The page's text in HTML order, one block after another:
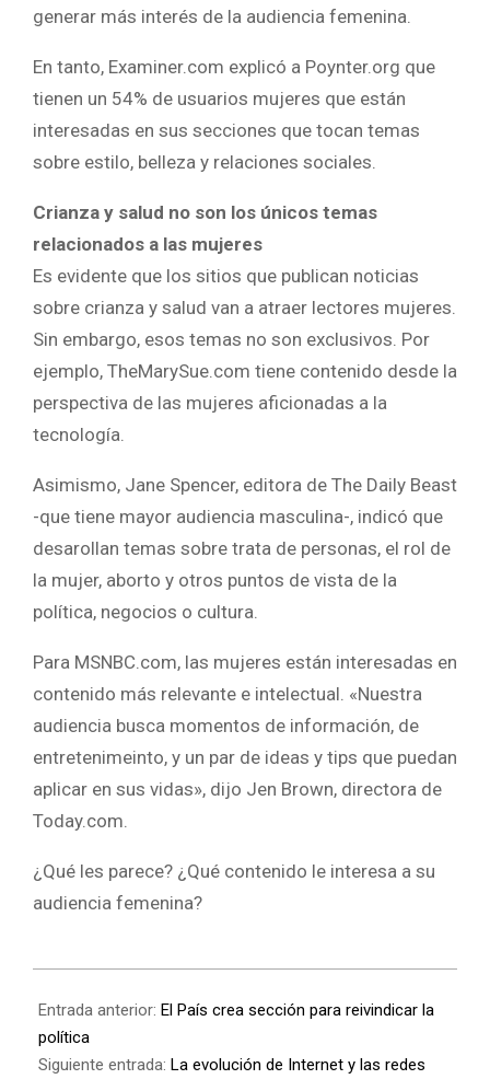
generar más interés de la audiencia femenina.
En tanto, Examiner.com explicó a Poynter.org que
tienen un 54% de usuarios mujeres que están
interesadas en sus secciones que tocan temas
sobre estilo, belleza y relaciones sociales.
Crianza y salud no son los únicos temas
relacionados a las mujeres
Es evidente que los sitios que publican noticias
sobre crianza y salud van a atraer lectores mujeres.
Sin embargo, esos temas no son exclusivos. Por
ejemplo, TheMarySue.com tiene contenido desde la
perspectiva de las mujeres aficionadas a la
tecnología.
Asimismo, Jane Spencer, editora de The Daily Beast
-que tiene mayor audiencia masculina-, indicó que
desarollan temas sobre trata de personas, el rol de
la mujer, aborto y otros puntos de vista de la
política, negocios o cultura.
Para MSNBC.com, las mujeres están interesadas en
contenido más relevante e intelectual. «Nuestra
audiencia busca momentos de información, de
entretenimeinto, y un par de ideas y tips que puedan
aplicar en sus vidas», dijo Jen Brown, directora de
Today.com.
¿Qué les parece? ¿Qué contenido le interesa a su
audiencia femenina?
Entrada anterior: El País crea sección para reivindicar la
política
Siguiente entrada: La evolución de Internet y las redes